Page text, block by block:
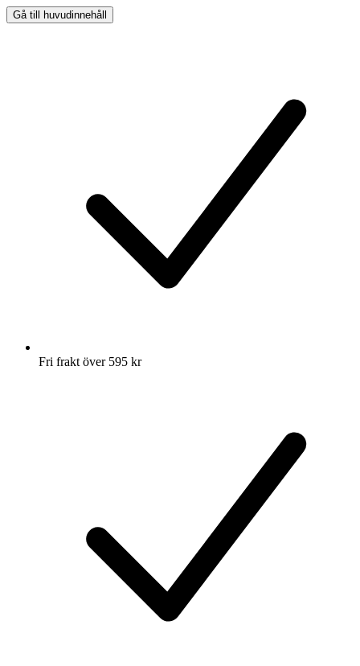
Gå till huvudinnehåll
Fri frakt över 595 kr